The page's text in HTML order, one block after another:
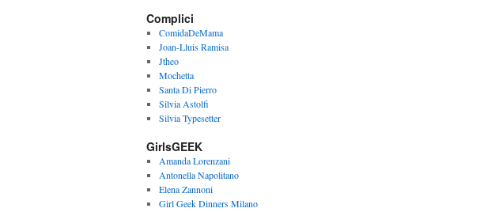
Complici
ComidaDeMama
Joan-Lluis Ramisa
Jtheo
Mochetta
Santa Di Pierro
Silvia Astolfi
Silvia Typesetter
GirlsGEEK
Amanda Lorenzani
Antonella Napolitano
Elena Zannoni
Girl Geek Dinners Milano